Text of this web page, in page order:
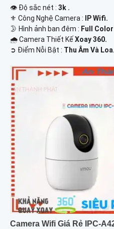
👁 Độ sắc nét : 3k .
⚜️ Công Nghệ Camera :
IP Wifi.
🌛 Hình ảnh ban đêm : Full
🌧️ Camera Thiết Kế Xoay 360.
️➲ Điểm Nỗi Bật : Thu Âm Và Loa.
Camera Wifi Giá Rẻ IPC-